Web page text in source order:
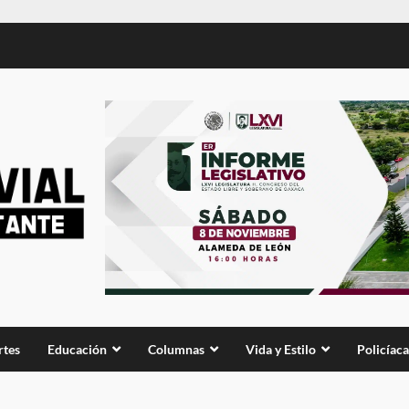
Educación Columnas Vida y Estilo Policíaca